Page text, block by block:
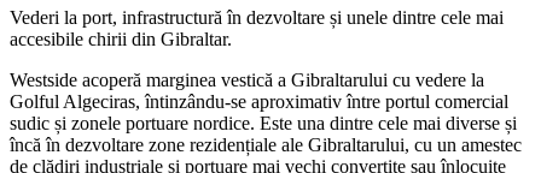
Vederi la port, infrastructură în dezvoltare și unele dintre cele mai
accesibile chirii din Gibraltar.
Westside acoperă marginea vestică a Gibraltarului cu vedere la
Golful Algeciras, întinzându-se aproximativ între portul comercial
sudic și zonele portuare nordice. Este una dintre cele mai diverse și
încă în dezvoltare zone rezidențiale ale Gibraltarului, cu un amestec
de clădiri industriale și portuare mai vechi convertite sau înlocuite